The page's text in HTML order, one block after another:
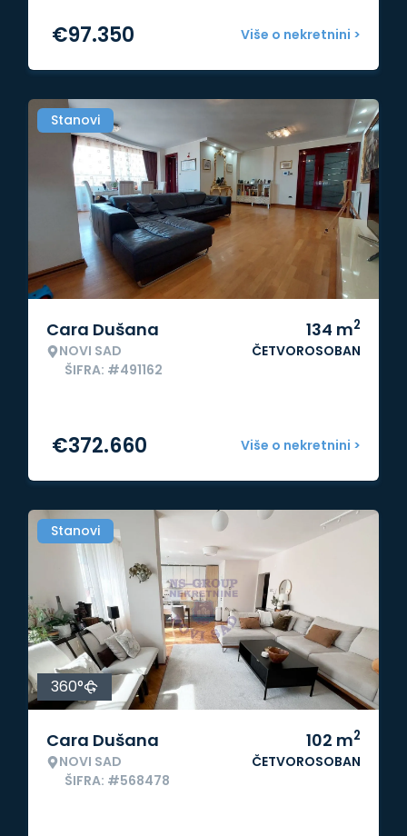
Više o nekretnini >
€97.350
Stanovi
Cara Dušana
NOVI SAD
ŠIFRA: #491162
134 m2
ČETVOROSOBAN
Više o nekretnini >
€372.660
Stanovi
360°
Cara Dušana
NOVI SAD
ŠIFRA: #568478
102 m2
ČETVOROSOBAN